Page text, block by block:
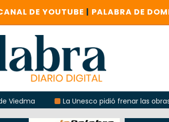
DE YOUTUBE | PALABRA DE
La Unesco pidió frenar las obras del